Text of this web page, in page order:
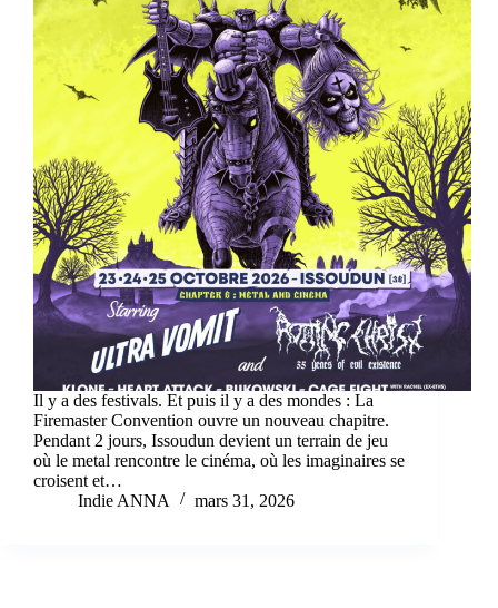
Il y a des festivals. Et puis il y a des mondes : La
Firemaster Convention ouvre un nouveau chapitre.
Pendant 2 jours, Issoudun devient un terrain de jeu
où le metal rencontre le cinéma, où les imaginaires se
croisent et…
Indie ANNA
mars 31, 2026